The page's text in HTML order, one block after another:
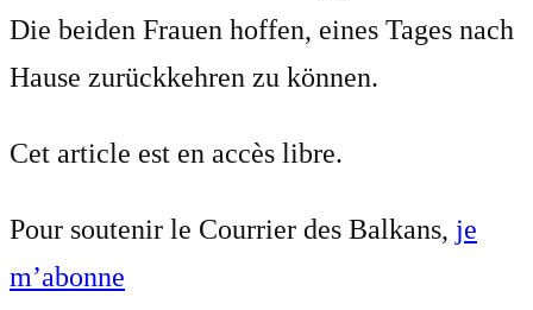
Die beiden Frauen hoffen, eines Tages nach
Hause zurückkehren zu können.
Cet article est en accès libre.
Pour soutenir le Courrier des Balkans, je
m’abonne